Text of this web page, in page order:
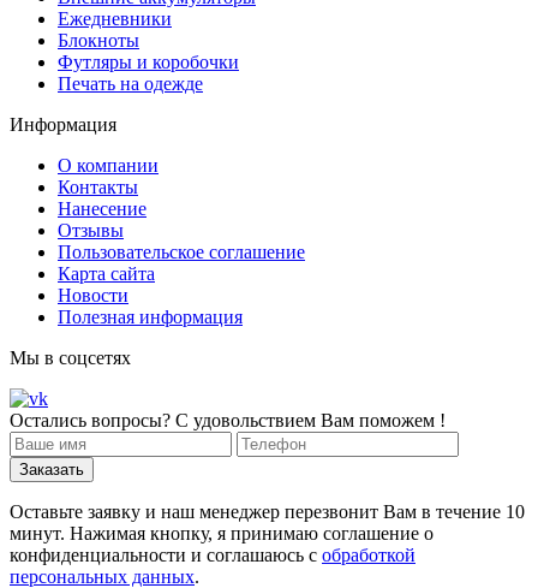
Ежедневники
Блокноты
Футляры и коробочки
Печать на одежде
Информация
О компании
Контакты
Нанесение
Отзывы
Пользовательское соглашение
Карта сайта
Новости
Полезная информация
Мы в соцсетях
Остались вопросы? С удовольствием Вам поможем !
Оставьте заявку и наш менеджер перезвонит Вам в течение 10
минут. Нажимая кнопку, я принимаю соглашение о
конфиденциальности и соглашаюсь с обработкой
персональных данных.